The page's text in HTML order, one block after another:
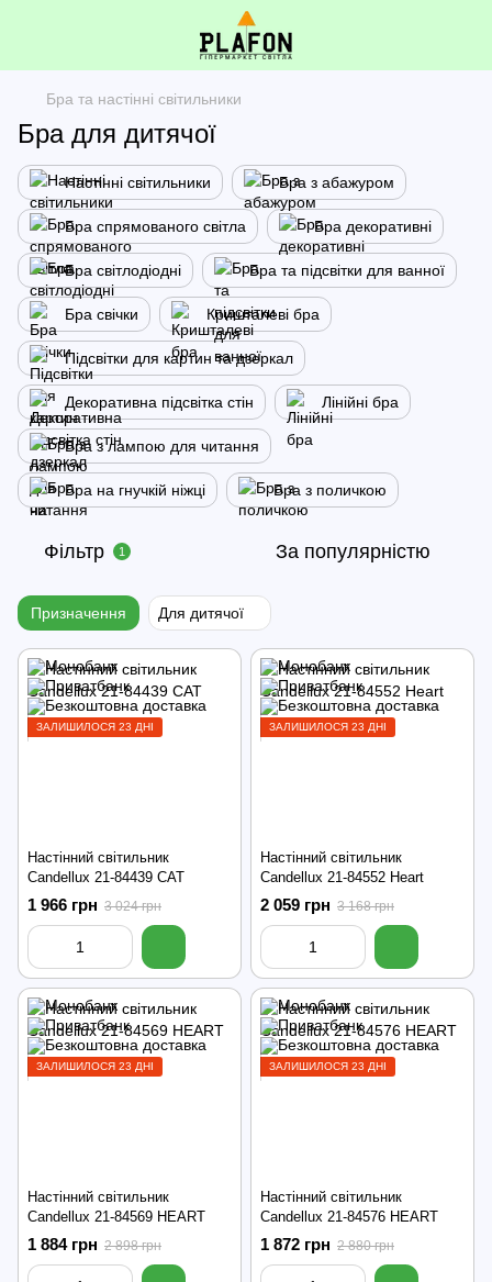
Бра та настінні світильники
Бра для дитячої
Настінні світильники Бра з абажуром
Бра спрямованого світла Бра декоративні
Бра світлодіодні Бра та підсвітки для ванної
Бра свічки Кришталеві бра
Підсвітки для картин та дзеркал
Декоративна підсвітка стін Лінійні бра
Бра з лампою для читання
Бра на гнучкій ніжці Бра з поличкою
Фільтр 1 За популярністю
Призначення Для дитячої
ЗАЛИШИЛОСЯ 23 ДНІ
Настінний світильник
Candellux 21-84439 CAT
1 966 грн 3 024 грн
ЗАЛИШИЛОСЯ 23 ДНІ
Настінний світильник
Candellux 21-84552 Heart
2 059 грн 3 168 грн
ЗАЛИШИЛОСЯ 23 ДНІ
Настінний світильник
Candellux 21-84569 HEART
1 884 грн 2 898 грн
ЗАЛИШИЛОСЯ 23 ДНІ
Настінний світильник
Candellux 21-84576 HEART
1 872 грн 2 880 грн